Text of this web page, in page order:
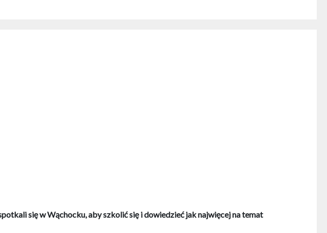
się w Wąchocku, aby szkolić się i dowiedzieć jak najwięcej na temat